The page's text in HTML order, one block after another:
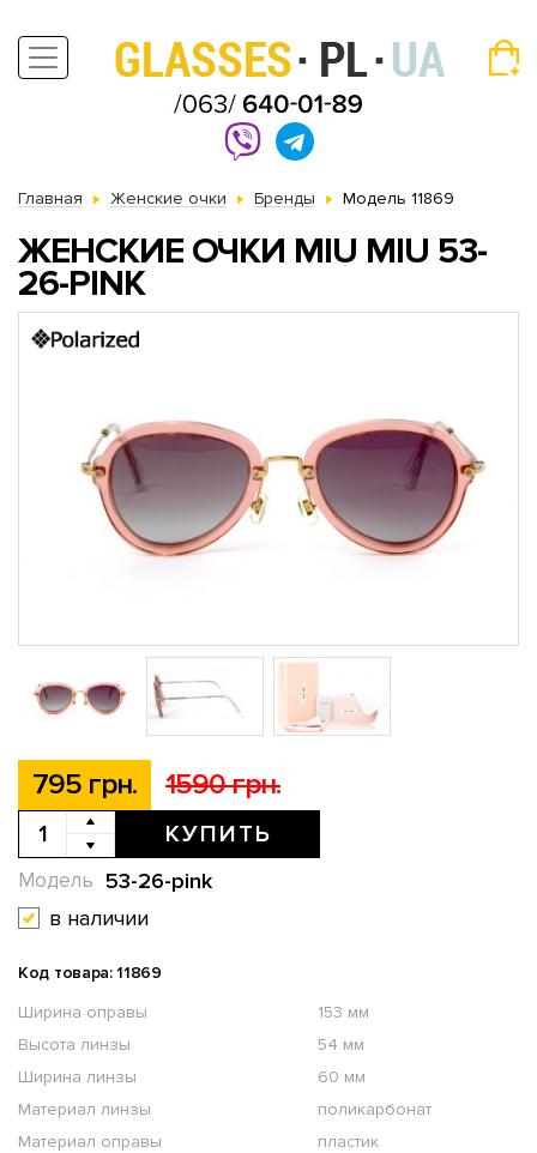
Главная Женские очки Бренды Модель 11869
ЖЕНСКИЕ ОЧКИ MIU MIU 53-
26-PINK
795 грн. 1590 грн.
КУПИТЬ
53-26-pink
Модель
в наличии
Код товара: 11869
Ширина оправы
153 мм
Высота линзы
54 мм
Ширина линзы
60 мм
Материал линзы
поликарбонат
Материал оправы
пластик